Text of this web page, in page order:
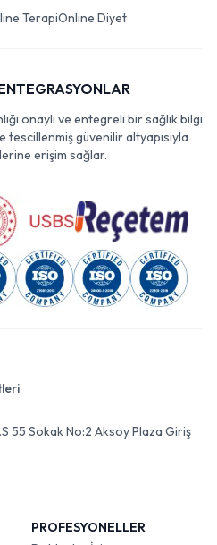
TerapiOnline Diyet
onaylı ve entegreli bir sağlık bilgi
güvenilir altyapısıyla
erişim sağlar.
55 Sokak No:2 Aksoy Plaza Giriş
PROFESYONELLER